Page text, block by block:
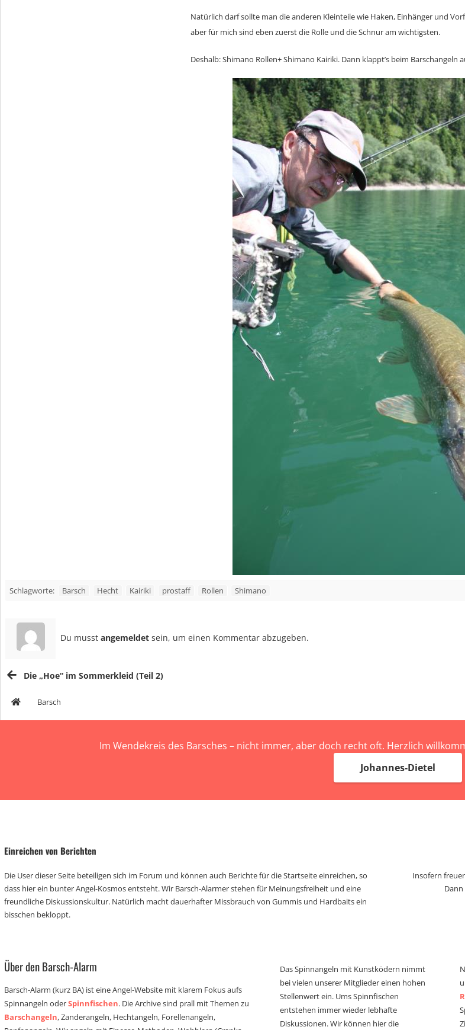
Natürlich darf sollte man die anderen Kleinteile wie Haken, Einhänger und
aber für mich sind eben zuerst die Rolle und die Schnur am wichtigsten.
Deshalb: Shimano Rollen+ Shimano Kairiki. Dann klappt’s beim Barschangeln
Schlagworte: Barsch Hecht Kairiki prostaff Rollen Shimano
Du musst angemeldet sein, um einen Kommentar abzugeben.
Die „Hoe“ im Sommerkleid (Teil 2)
Barsch
Im Wendekreis des Barsches – nicht immer, aber doch recht oft. Herzlich
Johannes-Dietel
Einreichen von Berichten
Die User dieser Seite beteiligen sich im Forum und können auch Berichte für die Startseite einreichen, so
dass hier ein bunter Angel-Kosmos entsteht. Wir Barsch-Alarmer stehen für Meinungsfreiheit und eine
freundliche Diskussionskultur. Natürlich macht dauerhafter Missbrauch von Gummis und Hardbaits ein
bisschen bekloppt.
Insofern
Über den Barsch-Alarm
Barsch-Alarm (kurz BA) ist eine Angel-Website mit klarem Fokus aufs
Spinnangeln oderSpinnfischen. Die Archive sind prall mit Themen zu
Barschangeln, Zanderangeln, Hechtangeln, Forellenangeln,
Das Spinnangeln mit Kunstködern nimmt
bei vielen unserer Mitglieder einen hohen
Stellenwert ein. Ums Spinnfischen
entstehen immer wieder lebhafte
Diskussionen. Wir können hier die